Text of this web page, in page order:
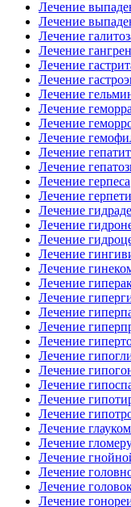
Лечение
Лечение
Лечение
Лечение
Лечение
Лечение
Лечение
Лечение
Лечение
Лечение
Лечение
Лечение
Лечение герпеса
Лечение
Лечение
Лечение
Лечение
Лечение
Лечение
Лечение
Лечение
Лечение
Лечение
Лечение
Лечение
Лечение
Лечение
Лечение
Лечение
Лечение
Лечение
Лечение
Лечение
Лечение
Лечение